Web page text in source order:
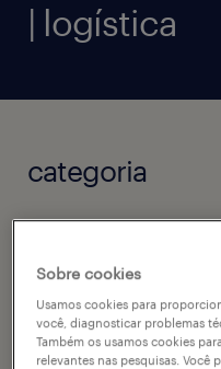
| logística
categoria
engenharias,
Sobre cookies
Usamos cookies para
você, diagnosticar problemas
Também os usamos cookies
relevantes nas pesquisas.